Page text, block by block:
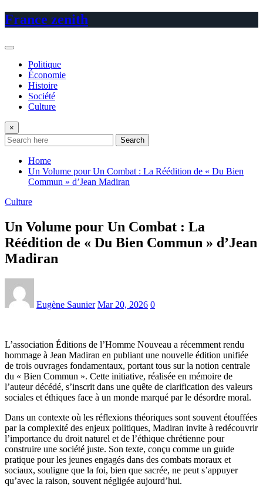
Skip
to
France zenith
Politique
Économie
Histoire
Société
Culture
×
Search
Home
Un Volume pour Un Combat : La Réédition de « Du Bien
Commun » d’Jean Madiran
Culture
Un Volume pour Un Combat : La
Réédition de « Du Bien Commun » d’Jean
Madiran
Eugène Saunier Mar 20, 2026 0
L’association Éditions de l’Homme Nouveau a récemment rendu
hommage à Jean Madiran en publiant une nouvelle édition unifiée
de trois ouvrages fondamentaux, portant tous sur la notion centrale
du « Bien Commun ». Cette initiative, réalisée en mémoire de
l’auteur décédé, s’inscrit dans une quête de clarification des valeurs
sociales et éthiques face à un monde marqué par le désordre moral.
Dans un contexte où les réflexions théoriques sont souvent étouffées
par la complexité des enjeux politiques, Madiran invite à redécouvrir
l’importance du droit naturel et de l’éthique chrétienne pour
construire une société juste. Son texte, conçu comme un guide
pratique pour les jeunes engagés dans des combats moraux et
sociaux, souligne que la foi, bien que sacrée, ne peut s’appuyer
qu’avec la raison, souvent négligée aujourd’hui.